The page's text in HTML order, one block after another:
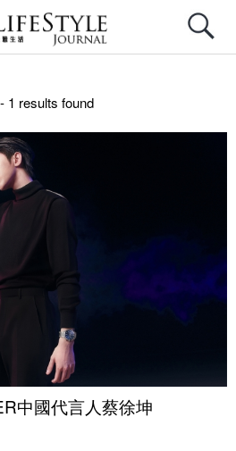
- 1 results found
中國代言人蔡徐坤